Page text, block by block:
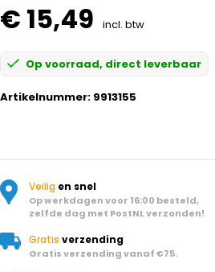
€ 15,49 incl. btw
Op voorraad, direct leverbaar
Artikelnummer: 9913155
Veilig en snel
Op werkdagen voor 16:00 besteld,
zelfde dag met PostNL verzonden!
Gratis verzending
Gratis verzending vanaf €75.